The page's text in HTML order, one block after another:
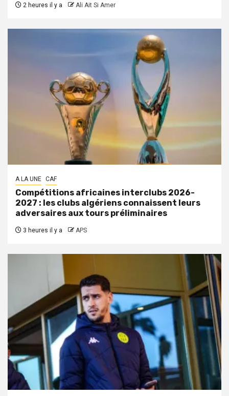
2 heures il y a Ali Ait Si Amer
A LA UNE CAF
Compétitions africaines interclubs 2026-
2027 : les clubs algériens connaissent leurs
adversaires aux tours préliminaires
3 heures il y a APS